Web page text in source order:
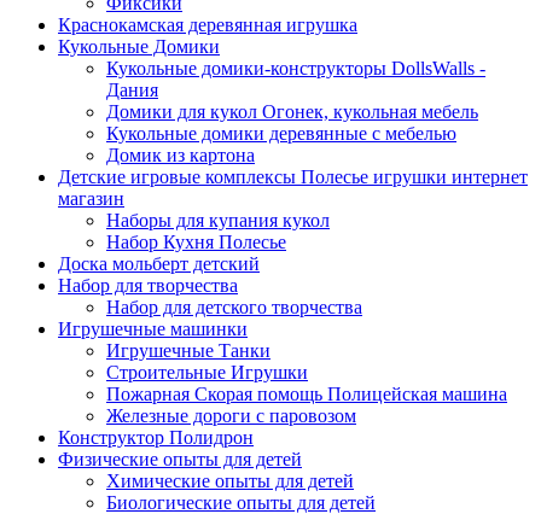
Краснокамская деревянная игрушка
Кукольные Домики
Кукольные домики-конструкторы DollsWalls -
Дания
Домики для кукол Огонек, кукольная мебель
Кукольные домики деревянные с мебелью
Домик из картона
Детские игровые комплексы Полесье игрушки интернет
магазин
Наборы для купания кукол
Набор Кухня Полесье
Доска мольберт детский
Набор для творчества
Набор для детского творчества
Игрушечные машинки
Игрушечные Танки
Строительные Игрушки
Пожарная Скорая помощь Полицейская машина
Железные дороги с паровозом
Конструктор Полидрон
Физические опыты для детей
Химические опыты для детей
Биологические опыты для детей